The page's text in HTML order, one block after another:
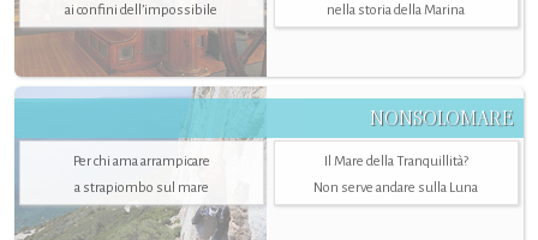
ai confini dell’impossibile
nella storia della Marina
NONSOLOMARE
Per chi ama arrampicare
a strapiombo sul mare
Il Mare della Tranquillità?
Non serve andare sulla Luna